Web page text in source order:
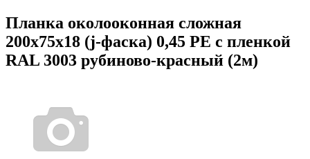
Планка околооконная сложная
200х75х18 (j-фаска) 0,45 PE с пленкой
RAL 3003 рубиново-красный (2м)